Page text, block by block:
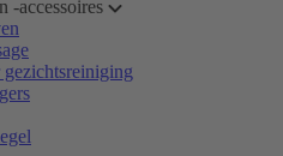
-accessoires